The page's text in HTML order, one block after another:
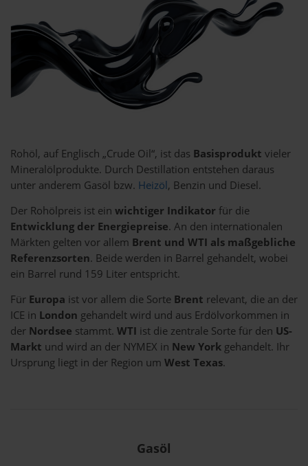
Rohöl, auf Englisch „Crude Oil“, ist das Basisprodukt vieler
Mineralölprodukte. Durch Destillation entstehen daraus
unter anderem Gasöl bzw. Heizöl, Benzin und Diesel.
Der Rohölpreis ist ein wichtiger Indikator für die
Entwicklung der Energiepreise. An den internationalen
Märkten gelten vor allem Brent und WTI als maßgebliche
Referenzsorten. Beide werden in Barrel gehandelt, wobei
ein Barrel rund 159 Liter entspricht.
Für Europa ist vor allem die Sorte Brent relevant, die an der
ICE in London gehandelt wird und aus Erdölvorkommen in
der Nordsee stammt. WTI ist die zentrale Sorte für den US-
Markt und wird an der NYMEX in New York gehandelt. Ihr
Ursprung liegt in der Region um West Texas.
Gasöl